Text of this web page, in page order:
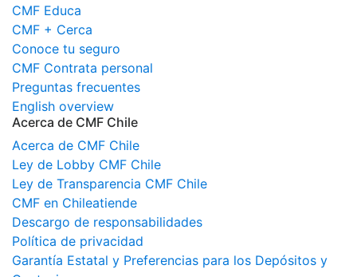
CMF Educa
CMF + Cerca
Conoce tu seguro
CMF Contrata personal
Preguntas frecuentes
English overview
Acerca de CMF Chile
Acerca de CMF Chile
Ley de Lobby CMF Chile
Ley de Transparencia CMF Chile
CMF en Chileatiende
Descargo de responsabilidades
Política de privacidad
Garantía Estatal y Preferencias para los Depósitos y